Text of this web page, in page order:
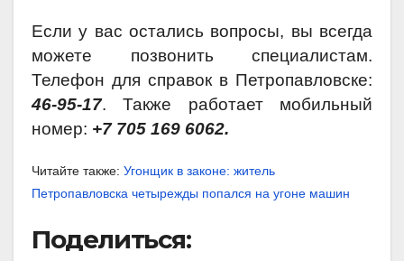
Если у вас остались вопросы, вы всегда
можете позвонить специалистам.
Телефон для справок в Петропавловске:
46-95-17. Также работает мобильный
номер: +7 705 169 6062.
Читайте также: Угонщик в законе: житель
Петропавловска четырежды попался на угоне машин
Поделиться: